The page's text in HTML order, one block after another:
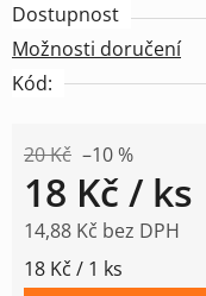
Dostupnost
Možnosti doručení
Kód:
20 Kč –10 %
18 Kč / ks
14,88 Kč bez DPH
Měrná cena:
18 Kč / 1 ks